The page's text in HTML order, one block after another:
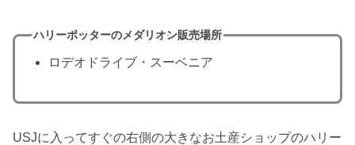
ハリーポッターのメダリオン販売場所
ロデオドライブ・スーベニア
USJに入ってすぐの右側の大きなお土産ショップのハリー